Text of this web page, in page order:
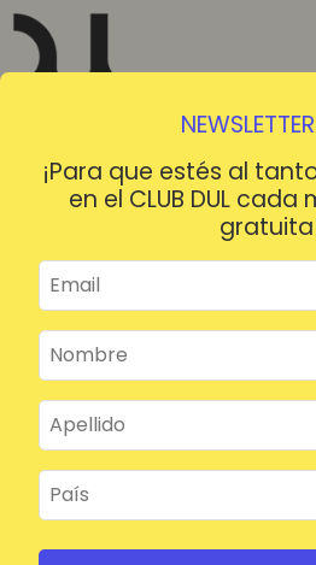
¡Para que estés al
en el CLUB DUL
¡HOLA!